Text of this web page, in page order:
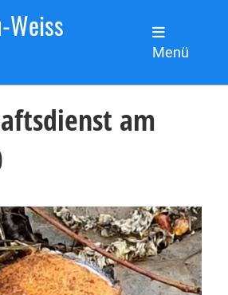
Weiss
Menü
am